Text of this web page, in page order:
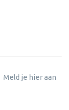
Meld je hier aan